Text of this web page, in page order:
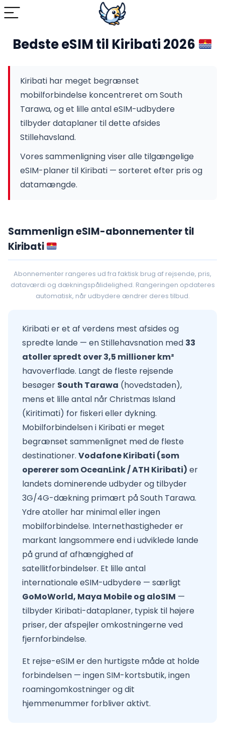
Bedste eSIM til Kiribati 2026
Kiribati har meget begrænset
mobilforbindelse koncentreret om South
Tarawa, og et lille antal eSIM-udbydere
tilbyder dataplaner til dette afsides
Stillehavsland.
Vores sammenligning viser alle tilgængelige
eSIM-planer til Kiribati — sorteret efter pris og
datamængde.
Sammenlign eSIM-abonnementer til
Kiribati
Abonnementer rangeres ud fra faktisk brug af rejsende, pris,
dataværdi og dækningspålidelighed. Rangeringen opdateres
automatisk, når udbydere ændrer deres tilbud.
Kiribati er et af verdens mest afsides og
spredte lande — en Stillehavsnation med 33
atoller spredt over 3,5 millioner km²
havoverflade. Langt de fleste rejsende
besøger South Tarawa (hovedstaden),
mens et lille antal når Christmas Island
(Kiritimati) for fiskeri eller dykning.
Mobilforbindelsen i Kiribati er meget
begrænset sammenlignet med de fleste
destinationer. Vodafone Kiribati (som
opererer som OceanLink / ATH Kiribati) er
landets dominerende udbyder og tilbyder
3G/4G-dækning primært på South Tarawa.
Ydre atoller har minimal eller ingen
mobilforbindelse. Internethastigheder er
markant langsommere end i udviklede lande
på grund af afhængighed af
satellitforbindelser. Et lille antal
internationale eSIM-udbydere — særligt
GoMoWorld, Maya Mobile og aloSIM —
tilbyder Kiribati-dataplaner, typisk til højere
priser, der afspejler omkostningerne ved
fjernforbindelse.
Et rejse-eSIM er den hurtigste måde at holde
forbindelsen — ingen SIM-kortsbutik, ingen
roamingomkostninger og dit
hjemmenummer forbliver aktivt.